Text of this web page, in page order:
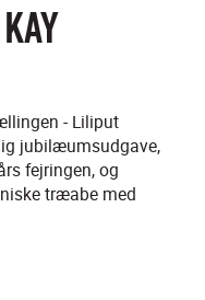
- Liliput
jubilæumsudgave,
fejringen, og
træabe med